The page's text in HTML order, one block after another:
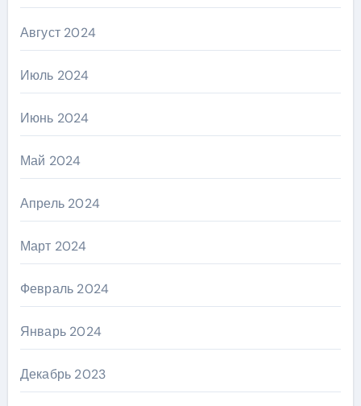
Август 2024
Июль 2024
Июнь 2024
Май 2024
Апрель 2024
Март 2024
Февраль 2024
Январь 2024
Декабрь 2023